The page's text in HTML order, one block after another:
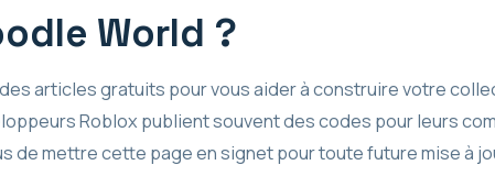
World ?
articles gratuits pour vous aider à construire votre
Roblox publient souvent des codes pour leurs
de mettre cette page en signet pour toute future mise à